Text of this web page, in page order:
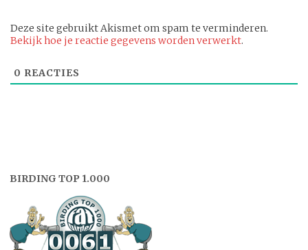
Deze site gebruikt Akismet om spam te verminderen.
Bekijk hoe je reactie gegevens worden verwerkt.
0 REACTIES
BIRDING TOP 1.000